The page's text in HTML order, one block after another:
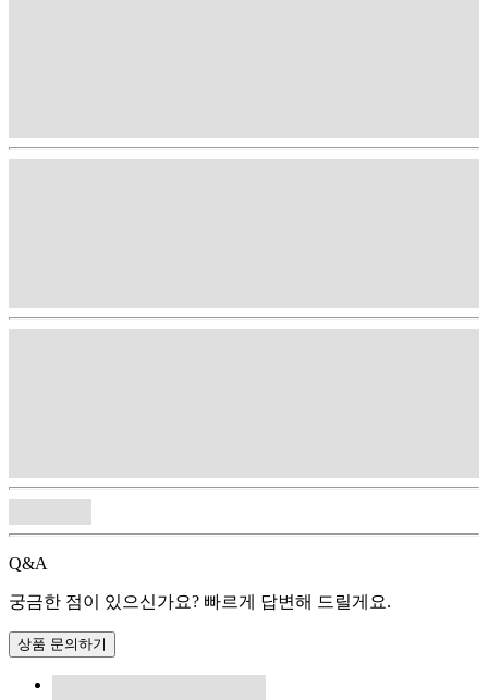
Q&A
궁금한 점이 있으신가요? 빠르게 답변해 드릴게요.
상품 문의하기